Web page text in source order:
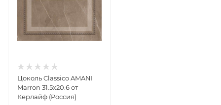
Цоколь Classico AMANI
Marron 31.5x20.6 от
Керлайф (Россия)